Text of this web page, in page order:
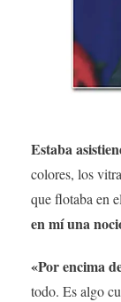
Estaba
colores, los
que flotaba en
en mí una
«Por encima
todo. Es algo